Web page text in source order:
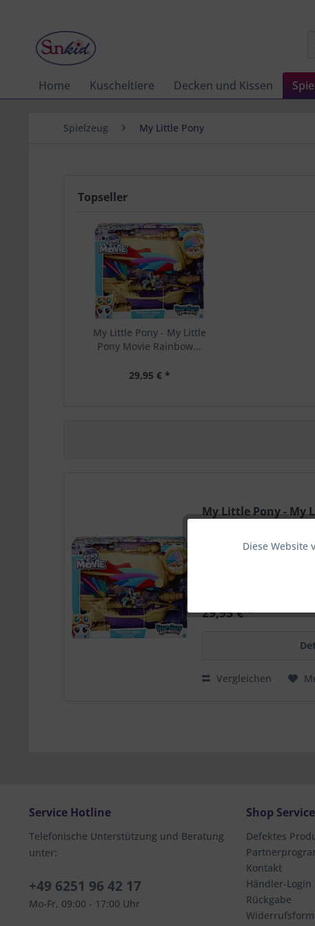
Home Kuscheltiere Decken und Kissen
Spielzeug My Little Pony
Topseller
My Little Pony - My Little
Pony Movie Rainbow...
29,95 € *
My Little Pony - My
Material: 100% Polyester
29,95 € *
Vergleichen
Service Hotline
Telefonische Unterstützung und Beratung
unter:
+49 6251 96 42 17
Mo-Fr, 09:00 - 17:00 Uhr
Shop Service
Defektes
Kontakt
Händler-Login
Rückgabe
FunktionaleDiese Website